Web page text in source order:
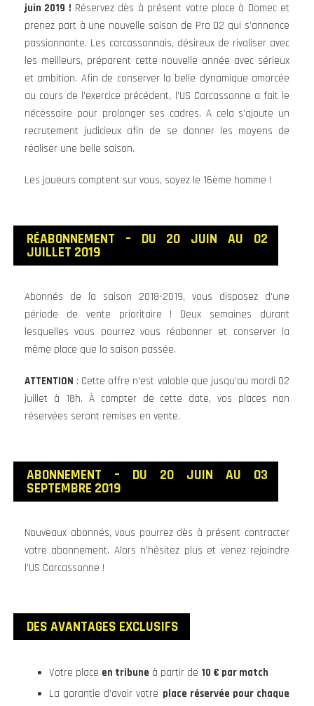
juin 2019 ! Réservez dès à présent votre place à Domec et
prenez part à une nouvelle saison de Pro D2 qui s’annonce
passionnante. Les carcassonnais, désireux de rivaliser avec
les meilleurs, préparent cette nouvelle année avec sérieux
et ambition. Afin de conserver la belle dynamique amorcée
au cours de l’exercice précédent, l’US Carcassonne a fait le
nécéssaire pour prolonger ses cadres. A cela s’ajoute un
recrutement judicieux afin de se donner les moyens de
réaliser une belle saison.
Les joueurs comptent sur vous, soyez le 16ème homme !
RÉABONNEMENT – DU 20 JUIN AU 02
JUILLET 2019
Abonnés de la saison 2018-2019, vous disposez d’une
période de vente prioritaire ! Deux semaines durant
lesquelles vous pourrez vous réabonner et conserver la
même place que la saison passée.
ATTENTION : Cette offre n’est valable que jusqu’au mardi 02
juillet à 18h. À compter de cette date, vos places non
réservées seront remises en vente.
ABONNEMENT – DU 20 JUIN AU 03
SEPTEMBRE 2019
Nouveaux abonnés, vous pourrez dès à présent contracter
votre abonnement. Alors n’hésitez plus et venez rejoindre
l’US Carcassonne !
DES AVANTAGES EXCLUSIFS
Votre place en tribune à partir de 10 € par match
La garantie d’avoir votre place réservée pour chaque